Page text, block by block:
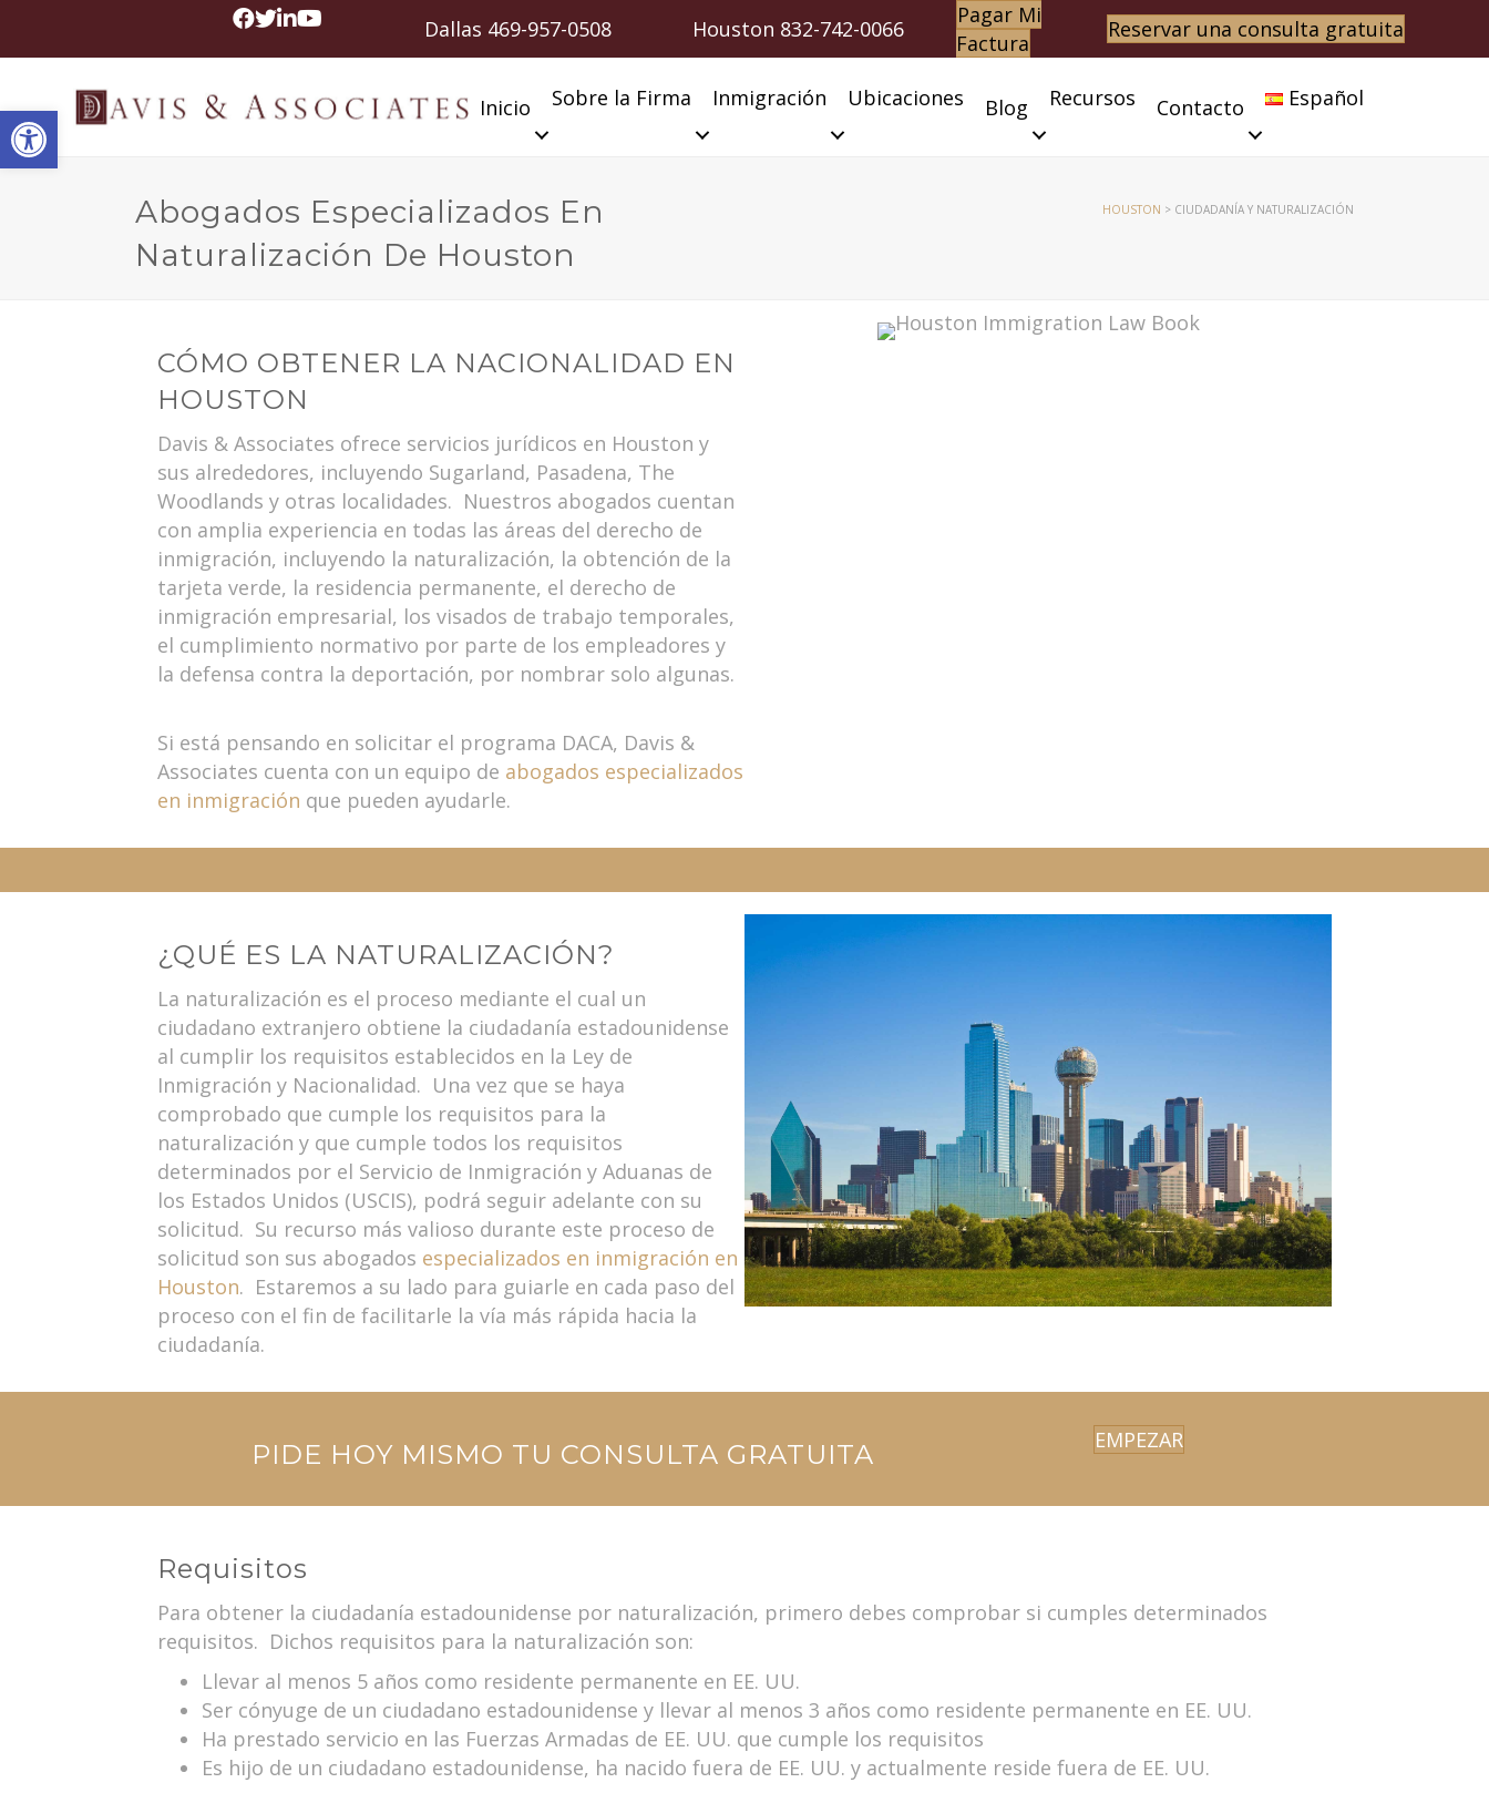
Abrir barra de herramientas
Dallas 469-957-0508 Houston 832-742-0066
Pagar Mi
Factura
Reservar una consulta gratuita
Inicio Sobre la Firma Inmigración Ubicaciones Blog Recursos Contacto Español
Abogados Especializados En
Naturalización De Houston
HOUSTON > CIUDADANÍA Y NATURALIZACIÓN
CÓMO OBTENER LA NACIONALIDAD EN
HOUSTON
Davis & Associates ofrece servicios jurídicos en Houston y
sus alrededores, incluyendo Sugarland, Pasadena, The
Woodlands y otras localidades. Nuestros abogados cuentan
con amplia experiencia en todas las áreas del derecho de
inmigración, incluyendo la naturalización, la obtención de la
tarjeta verde, la residencia permanente, el derecho de
inmigración empresarial, los visados de trabajo temporales,
el cumplimiento normativo por parte de los empleadores y
la defensa contra la deportación, por nombrar solo algunas.
Si está pensando en solicitar el programa DACA, Davis &
Associates cuenta con un equipo de abogados especializados
en inmigración que pueden ayudarle.
¿QUÉ ES LA NATURALIZACIÓN?
La naturalización es el proceso mediante el cual un
ciudadano extranjero obtiene la ciudadanía estadounidense
al cumplir los requisitos establecidos en la Ley de
Inmigración y Nacionalidad. Una vez que se haya
comprobado que cumple los requisitos para la
naturalización y que cumple todos los requisitos
determinados por el Servicio de Inmigración y Aduanas de
los Estados Unidos (USCIS), podrá seguir adelante con su
solicitud. Su recurso más valioso durante este proceso de
solicitud son sus abogados especializados en inmigración en
Houston. Estaremos a su lado para guiarle en cada paso del
proceso con el fin de facilitarle la vía más rápida hacia la
ciudadanía.
PIDE HOY MISMO TU CONSULTA GRATUITA EMPEZAR
Requisitos
Para obtener la ciudadanía estadounidense por naturalización, primero debes comprobar si cumples determinados
requisitos. Dichos requisitos para la naturalización son:
Llevar al menos 5 años como residente permanente en EE. UU.
Ser cónyuge de un ciudadano estadounidense y llevar al menos 3 años como residente permanente en EE. UU.
Ha prestado servicio en las Fuerzas Armadas de EE. UU. que cumple los requisitos
Es hijo de un ciudadano estadounidense, ha nacido fuera de EE. UU. y actualmente reside fuera de EE. UU.